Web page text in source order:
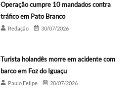
Operação cumpre 10 mandados contra
tráfico em Pato Branco
Redação 30/07/2026
Turista holandês morre em acidente com
barco em Foz do Iguaçu
Paulo Felipe 28/07/2026